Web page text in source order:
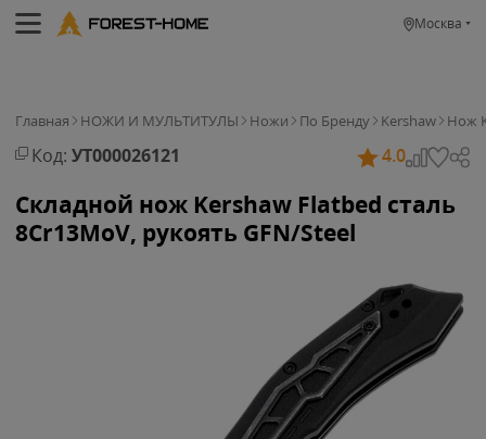
Москва
Главная НОЖИ И МУЛЬТИТУЛЫ Ножи По Бренду Kershaw Нож
Код: УТ000026121 4.0
Складной нож Kershaw Flatbed сталь
8Cr13MoV, рукоять GFN/Steel